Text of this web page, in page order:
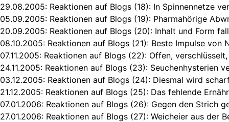
29.08.2005: Reaktionen auf Blogs (18): In Spinnennetze
05.09.2005: Reaktionen auf Blogs (19): Pharmahörige
20.09.2005: Reaktionen auf Blogs (20): Inhalt und Form
08.10.2005: Reaktionen auf Blogs (21): Beste Impulse von
07.11.2005: Reaktionen auf Blogs (22): Offen,
24.11.2005: Reaktionen auf Blogs (23): Seuchenhysterien
03.12.2005: Reaktionen auf Blogs (24): Diesmal wird
21.12.2005: Reaktionen auf Blogs (25): Das fehlende
07.01.2006: Reaktionen auf Blogs (26): Gegen den Strich
27.01.2006: Reaktionen auf Blogs (27): Weicheier aus der